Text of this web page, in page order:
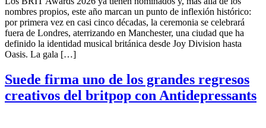
nombres propios, este año marcan un punto de inflexión histórico:
por primera vez en casi cinco décadas, la ceremonia se celebrará
fuera de Londres, aterrizando en Manchester, una ciudad que ha
definido la identidad musical británica desde Joy Division hasta
Oasis. La gala […]
Suede firma uno de los grandes regresos
creativos del britpop con Antidepressants